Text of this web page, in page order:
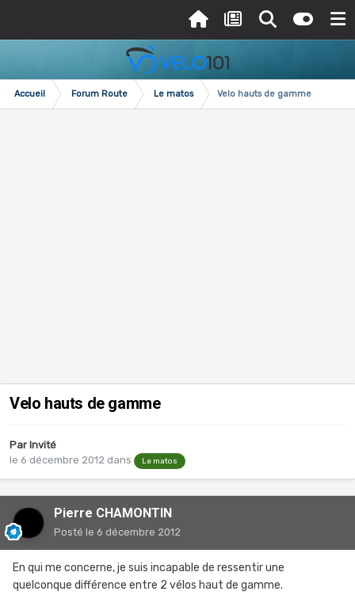
Accueil Forum Route Le matos Velo hauts de gamme
Velo hauts de gamme
Par Invité
le 6 décembre 2012 dans Le matos
Pierre CHAMONTIN
Posté le 6 décembre 2012
En qui me concerne, je suis incapable de ressentir une
quelconque différence entre 2 vélos haut de gamme.